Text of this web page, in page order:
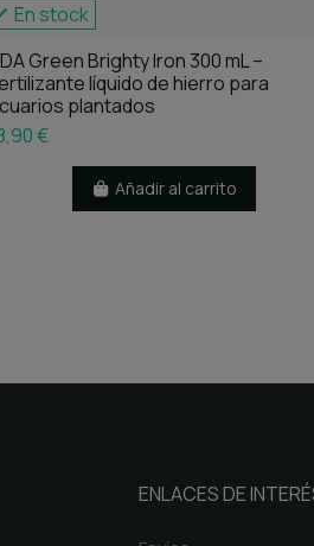
En stock
Green Brighty Iron 300 mL –
líquido de hierro para
plantados
€
Añadir al carrito
ENLACES DE